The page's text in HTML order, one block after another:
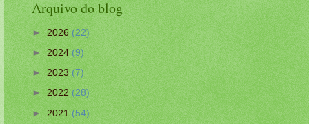
Arquivo do blog
►2026(22)
►2024(9)
►2023(7)
►2022(28)
►2021(54)